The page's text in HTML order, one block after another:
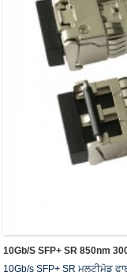
10Gb/s SFP+ SR 850nm
10Gb/s SFP+ SR ਮਲਟੀਮੋਡ